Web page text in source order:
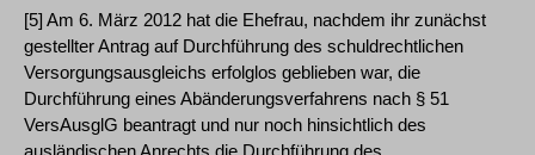
[5] Am 6. März 2012 hat die Ehefrau, nachdem ihr zunächst
gestellter Antrag auf Durchführung des schuldrechtlichen
Versorgungsausgleichs erfolglos geblieben war, die
Durchführung eines Abänderungsverfahrens nach § 51
VersAusglG beantragt und nur noch hinsichtlich des
ausländischen Anrechts die Durchführung des